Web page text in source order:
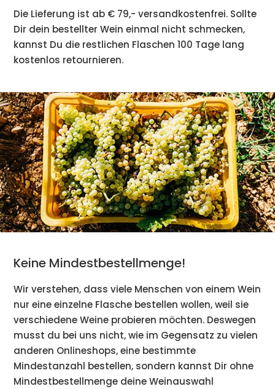
Die Lieferung ist ab € 79,- versandkostenfrei. Sollte
Dir dein bestellter Wein einmal nicht schmecken,
kannst Du die restlichen Flaschen 100 Tage lang
kostenlos retournieren.
Keine Mindestbestellmenge!
Wir verstehen, dass viele Menschen von einem Wein
nur eine einzelne Flasche bestellen wollen, weil sie
verschiedene Weine probieren möchten. Deswegen
musst du bei uns nicht, wie im Gegensatz zu vielen
anderen Onlineshops, eine bestimmte
Mindestanzahl bestellen, sondern kannst Dir ohne
Mindestbestellmenge deine Weinauswahl